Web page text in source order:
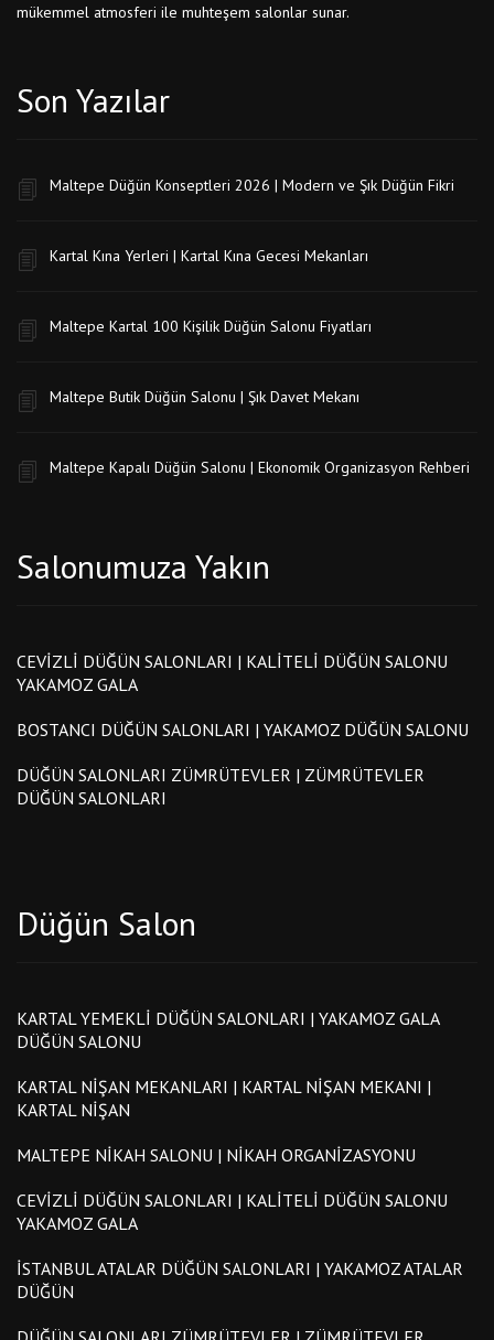
mükemmel atmosferi ile muhteşem salonlar sunar.
Son Yazılar
Maltepe Düğün Konseptleri 2026 | Modern ve Şık Düğün Fikri
Kartal Kına Yerleri | Kartal Kına Gecesi Mekanları
Maltepe Kartal 100 Kişilik Düğün Salonu Fiyatları
Maltepe Butik Düğün Salonu | Şık Davet Mekanı
Maltepe Kapalı Düğün Salonu | Ekonomik Organizasyon Rehberi
Salonumuza Yakın
CEVIZLI DÜĞÜN SALONLARI | KALITELI DÜĞÜN SALONU
YAKAMOZ GALA
BOSTANCI DÜĞÜN SALONLARI | YAKAMOZ DÜĞÜN SALONU
DÜĞÜN SALONLARI ZÜMRÜTEVLER | ZÜMRÜTEVLER
DÜĞÜN SALONLARI
Düğün Salon
KARTAL YEMEKLI DÜĞÜN SALONLARI | YAKAMOZ GALA
DÜĞÜN SALONU
KARTAL NIŞAN MEKANLARI | KARTAL NIŞAN MEKANI |
KARTAL NIŞAN
MALTEPE NIKAH SALONU | NIKAH ORGANIZASYONU
CEVIZLI DÜĞÜN SALONLARI | KALITELI DÜĞÜN SALONU
YAKAMOZ GALA
İSTANBUL ATALAR DÜĞÜN SALONLARI | YAKAMOZ ATALAR
DÜĞÜN